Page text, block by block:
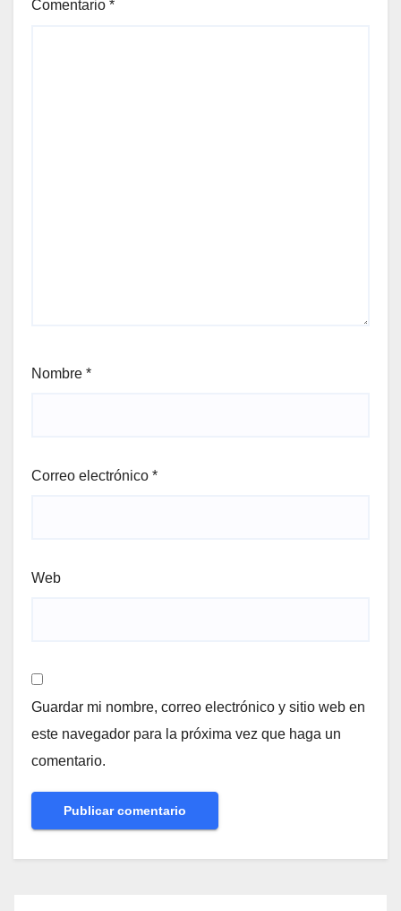
Comentario *
Nombre *
Correo electrónico *
Web
Guardar mi nombre, correo electrónico y sitio web en
este navegador para la próxima vez que haga un
comentario.